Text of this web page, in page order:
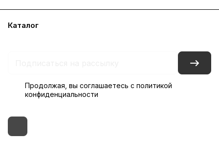
Каталог
Продолжая, вы соглашаетесь с политикой
конфиденциальности